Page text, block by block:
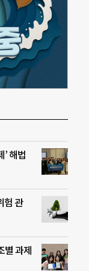
해법
험 관
과제